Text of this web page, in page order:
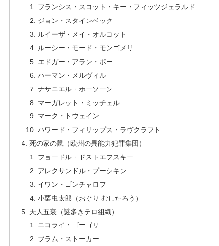
フランシス・スコット・キー・フィッツジェラルド
ジョン・スタインベック
ルイーザ・メイ・オルコット
ルーシー・モード・モンゴメリ
エドガー・アラン・ポー
ハーマン・メルヴィル
ナサニエル・ホーソーン
マーガレット・ミッチェル
マーク・トウェイン
ハワード・フィリップス・ラヴクラフト
死の家の鼠（欧州の異能力犯罪集団）
フョードル・ドストエフスキー
アレクサンドル・プーシキン
イワン・ゴンチャロフ
小栗虫太郎（おぐり むしたろう）
天人五衰（謎多きテロ組織）
ニコライ・ゴーゴリ
ブラム・ストーカー